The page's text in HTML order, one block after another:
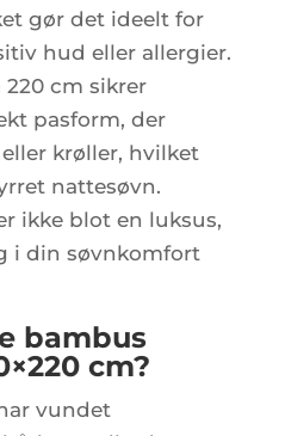
gør det ideelt for
hud eller allergier.
cm sikrer
pasform, der
krøller, hvilket
nattesøvn.
ikke blot en luksus,
i din søvnkomfort
bambus
cm?
vundet